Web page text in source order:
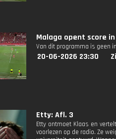
Malaga opent score
Van dit programma is geen
20-06-2026 23:30
Etty: Afl. 3
Etty ontmoet Klaas en
voorlezen op de radio. Ze